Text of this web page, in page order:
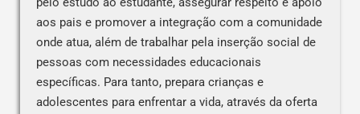
aos pais e promover a integração com a comunidade
onde atua, além de trabalhar pela inserção social de
pessoas com necessidades educacionais
específicas. Para tanto, prepara crianças e
adolescentes para enfrentar a vida, através da oferta